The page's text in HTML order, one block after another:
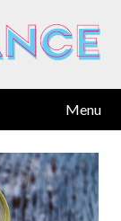
Menu